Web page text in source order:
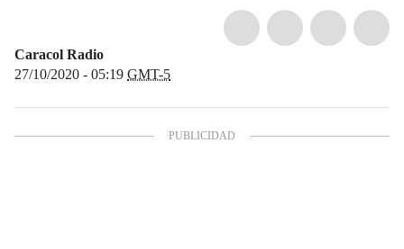
Caracol Radio
27/10/2020 - 05:19 GMT-5